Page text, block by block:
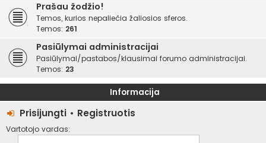
Prašau žodžio!
Temos, kurios nepaliečia žaliosios sferos.
Temos: 261
Pasiūlymai administracijai
Pasiūlymai/pastabos/klausimai forumo administracijai.
Temos: 23
Informacija
Prisijungti • Registruotis
Vartotojo vardas: